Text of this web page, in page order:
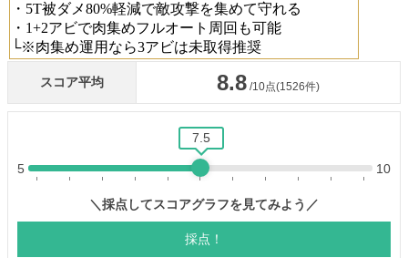
・5T被ダメ80%軽減で敵攻撃を集めて守れる
・1+2アビで肉集めフルオート周回も可能
└※肉集め運用なら3アビは未取得推奨